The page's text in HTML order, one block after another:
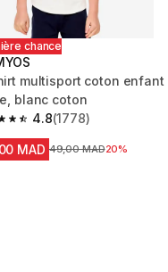
chance
multisport coton enfant
blanc coton
4.8
of 5 stars from 1778
(1778)
MAD Prix avant la réduction
49,00 MAD20%